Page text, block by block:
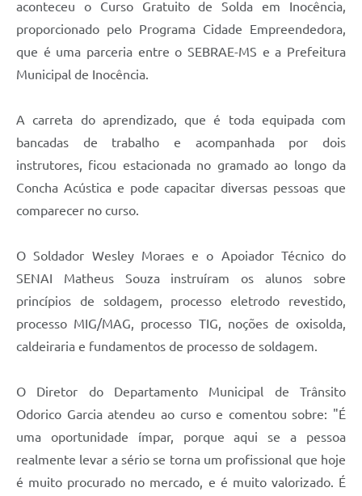
aconteceu o Curso Gratuito de Solda em Inocência,
proporcionado pelo Programa Cidade Empreendedora,
que é uma parceria entre o SEBRAE-MS e a Prefeitura
Municipal de Inocência.
A carreta do aprendizado, que é toda equipada com
bancadas de trabalho e acompanhada por dois
instrutores, ficou estacionada no gramado ao longo da
Concha Acústica e pode capacitar diversas pessoas que
comparecer no curso.
O Soldador Wesley Moraes e o Apoiador Técnico do
SENAI Matheus Souza instruíram os alunos sobre
princípios de soldagem, processo eletrodo revestido,
processo MIG/MAG, processo TIG, noções de oxisolda,
caldeiraria e fundamentos de processo de soldagem.
O Diretor do Departamento Municipal de Trânsito
Odorico Garcia atendeu ao curso e comentou sobre: "É
uma oportunidade ímpar, porque aqui se a pessoa
realmente levar a sério se torna um profissional que hoje
é muito procurado no mercado, e é muito valorizado. É